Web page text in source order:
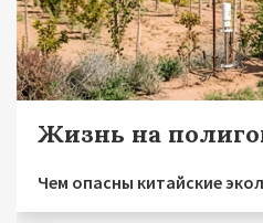
Жизнь на
Чем опасны китайские